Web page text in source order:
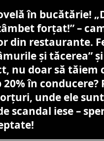
în bucătărie!
forțat!” –
din restaurante.
și tăcerea”
nu doar să tăiem
20% în conducere?
unde ele
scandal iese –